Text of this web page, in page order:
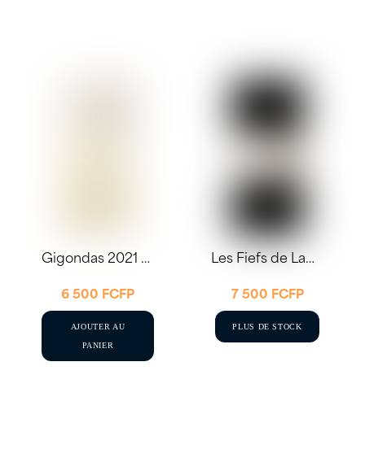
Gigondas 2021 75cl – E. Guigal
6 500 FCFP
AJOUTER AU
PANIER
Les Fiefs de Lagrange 2021 75cl
7 500 FCFP
PLUS DE STOCK